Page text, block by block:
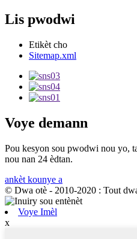
Lis pwodwi
Etikèt cho
Sitemap.xml
Voye demann
Pou kesyon sou pwodwi nou yo,
nou nan 24 èdtan.
ankèt kounye a
© Dwa otè - 2010-2020 : Tout
Voye Imèl
x